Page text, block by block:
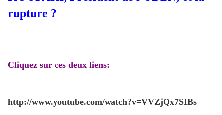
rupture ?
Cliquez sur ces deux liens:
http://www.youtube.com/watch?v=VVZjQx7SIBs